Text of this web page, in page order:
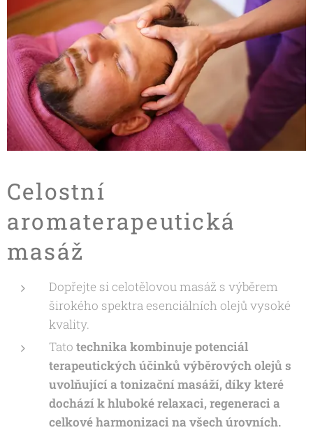
Celostní
aromaterapeutická
masáž
Dopřejte si celotělovou masáž s výběrem
širokého spektra esenciálních olejů vysoké
kvality.
Tato technika kombinuje potenciál
terapeutických účinků výběrových olejů s
uvolňující a tonizační masáží, díky které
dochází k hluboké relaxaci, regeneraci a
celkové harmonizaci na všech úrovních.